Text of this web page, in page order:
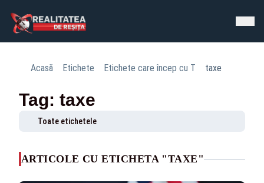
Acasă Etichete Etichete care încep cu T taxe
Tag: taxe
Toate etichetele
ARTICOLE CU ETICHETA "TAXE"